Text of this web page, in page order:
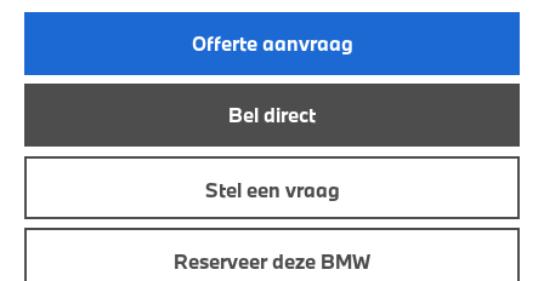
Offerte aanvraag
Bel direct
Stel een vraag
Reserveer deze BMW